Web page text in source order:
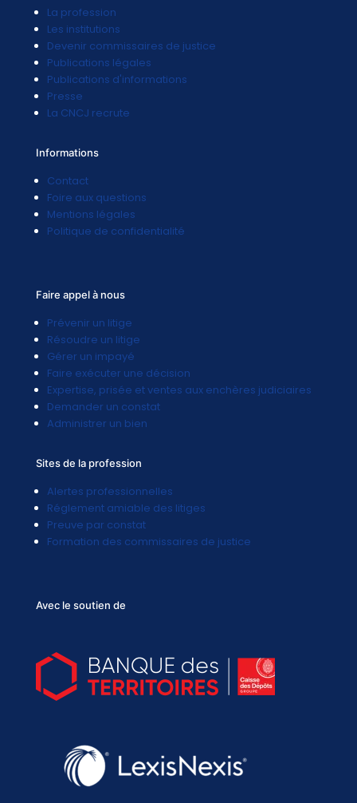
La profession
Les institutions
Devenir commissaires de justice
Publications légales
Publications d'informations
Presse
La CNCJ recrute
Informations
Contact
Foire aux questions
Mentions légales
Politique de confidentialité
Faire appel à nous
Prévenir un litige
Résoudre un litige
Gérer un impayé
Faire exécuter une décision
Expertise, prisée et ventes aux enchères judiciaires
Demander un constat
Administrer un bien
Sites de la profession
Alertes professionnelles
Réglement amiable des litiges
Preuve par constat
Formation des commissaires de justice
Avec le soutien de